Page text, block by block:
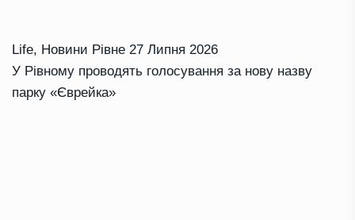
Life, Новини Рівне 27 Липня 2026
У Рівному проводять голосування за нову назву
парку «Єврейка»